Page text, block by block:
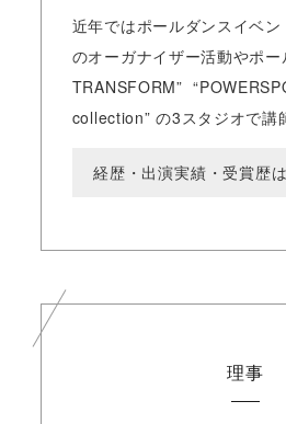
近年ではポールダンスイベ
のオーガナイザー活動やポー
TRANSFORM”
collection” の3スタジオで講
経歴・出演実績・受賞歴
理事